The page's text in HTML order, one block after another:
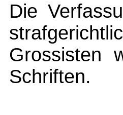
Die
Grossisten
Schriften.